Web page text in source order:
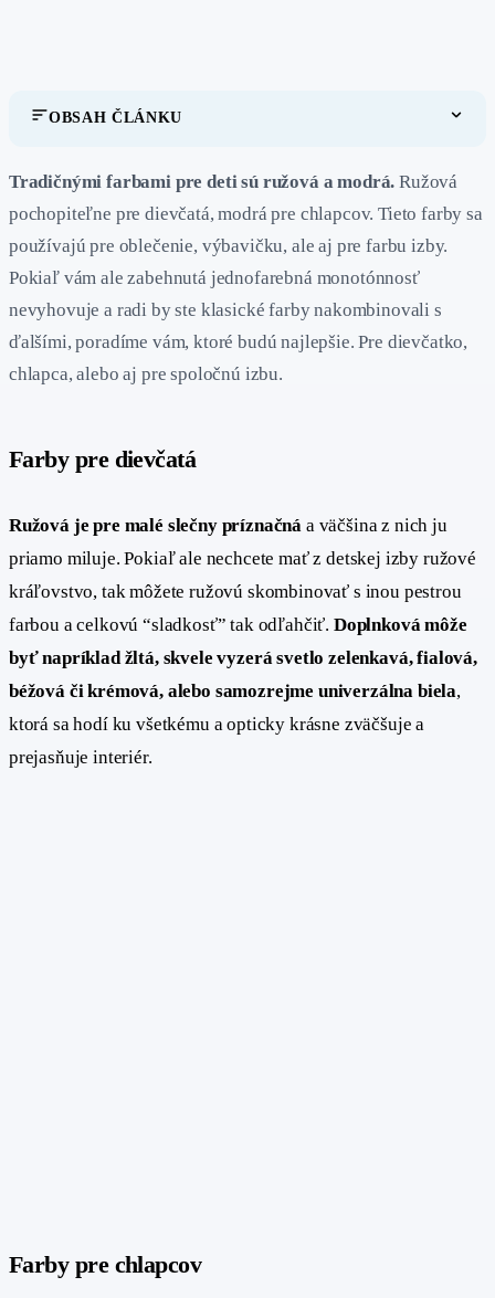
OBSAH ČLÁNKU
Tradičnými farbami pre deti sú ružová a modrá. Ružová
pochopiteľne pre dievčatá, modrá pre chlapcov. Tieto farby sa
používajú pre oblečenie, výbavičku, ale aj pre farbu izby.
Pokiaľ vám ale zabehnutá jednofarebná monotónnosť
nevyhovuje a radi by ste klasické farby nakombinovali s
ďalšími, poradíme vám, ktoré budú najlepšie. Pre dievčatko,
chlapca, alebo aj pre spoločnú izbu.
Farby pre dievčatá
Ružová je pre malé slečny príznačná a väčšina z nich ju
priamo miluje. Pokiaľ ale nechcete mať z detskej izby ružové
kráľovstvo, tak môžete ružovú skombinovať s inou pestrou
farbou a celkovú “sladkosť” tak odľahčiť. Doplnková môže
byť napríklad žltá, skvele vyzerá svetlo zelenkavá, fialová,
béžová či krémová, alebo samozrejme univerzálna biela,
ktorá sa hodí ku všetkému a opticky krásne zväčšuje a
prejasňuje interiér.
Farby pre chlapcov